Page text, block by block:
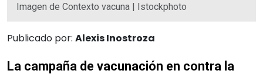
Imagen de Contexto vacuna | Istockphoto
Publicado por: Alexis Inostroza
La campaña de vacunación en contra la